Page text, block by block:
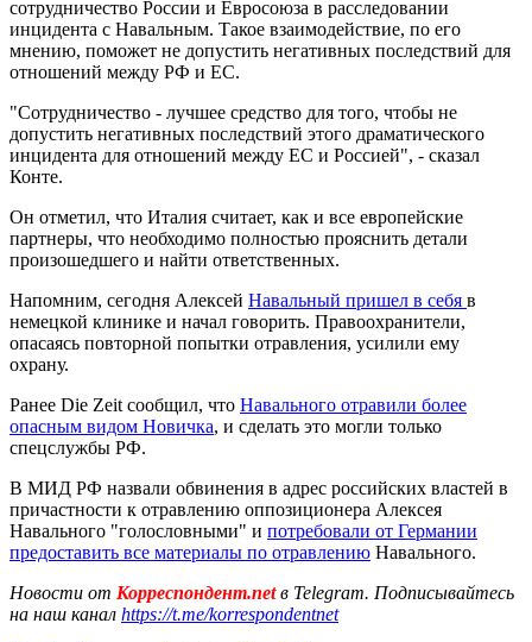
сотрудничество России и Евросоюза в расследовании
инцидента с Навальным. Такое взаимодействие, по его
мнению, поможет не допустить негативных последствий для
отношений между РФ и ЕС.
"Сотрудничество - лучшее средство для того, чтобы не
допустить негативных последствий этого драматического
инцидента для отношений между ЕС и Россией", - сказал
Конте.
Он отметил, что Италия считает, как и все европейские
партнеры, что необходимо полностью прояснить детали
произошедшего и найти ответственных.
Напомним, сегодня Алексей Навальный пришел в себя в
немецкой клинике и начал говорить. Правоохранители,
опасаясь повторной попытки отравления, усилили ему
охрану.
Ранее Die Zeit сообщил, что Навального отравили более
опасным видом Новичка, и сделать это могли только
спецслужбы РФ.
В МИД РФ назвали обвинения в адрес российских властей в
причастности к отравлению оппозиционера Алексея
Навального "голословными" и потребовали от Германии
предоставить все материалы по отравлению Навального.
Новости от Корреспондент.netв Telegram. Подписывайтесь
на наш канал https://t.me/korrespondentnet